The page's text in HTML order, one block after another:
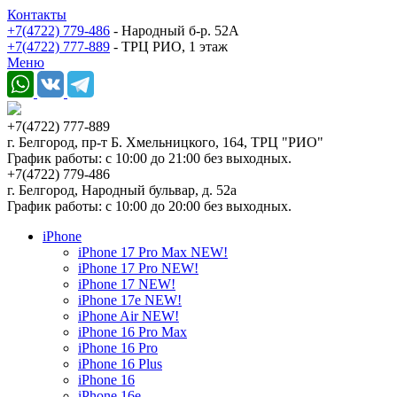
Контакты
+7(4722) 779-486 - Народный б-р. 52А
+7(4722) 777-889 - ТРЦ РИО, 1 этаж
Меню
+7(4722) 777-889
г. Белгород, пр-т Б. Хмельницкого, 164, ТРЦ "РИО"
График работы: с 10:00 до 21:00 без выходных.
+7(4722) 779-486
г. Белгород, Народный бульвар, д. 52а
График работы: с 10:00 до 20:00 без выходных.
iPhone
iPhone 17 Pro Max NEW!
iPhone 17 Pro NEW!
iPhone 17 NEW!
iPhone 17e NEW!
iPhone Air NEW!
iPhone 16 Pro Max
iPhone 16 Pro
iPhone 16 Plus
iPhone 16